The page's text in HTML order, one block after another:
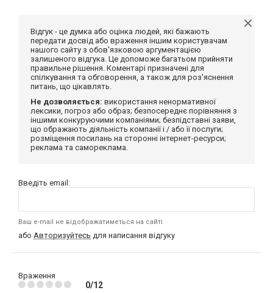
Відгук - це думка або оцінка людей, які бажають
передати досвід або враження іншим користувачам
нашого сайту з обов'язковою аргументацією
залишеного відгука. Це допоможе багатьом прийняти
правильне рішення. Коментарі призначені для
спілкування та обговорення, а також для роз'яснення
питань, що цікавлять.
Не дозволяється: використання ненормативної
лексики, погроз або образ; безпосереднє порівняння з
іншими конкуруючими компаніями; безпідставні заяви,
що ображають діяльність компанії і / або її послуги;
розміщення посилань на сторонні інтернет-ресурси;
реклама та самореклама.
Введіть email:
Ваш e-mail не відображатиметься на сайті
або Авторизуйтесь для написання відгуку
Враження
0/12